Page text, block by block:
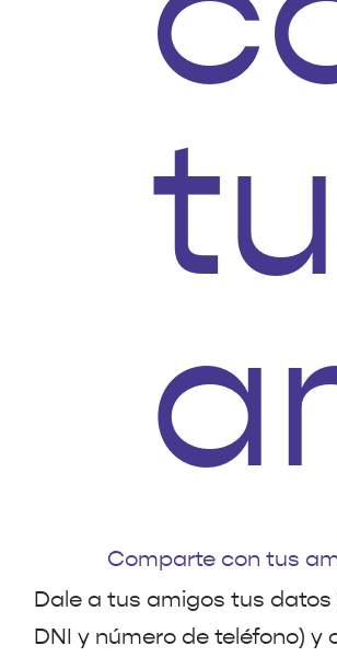
Comparte con tus
Dale a tus amigos tus datos
DNI y número de teléfono) y